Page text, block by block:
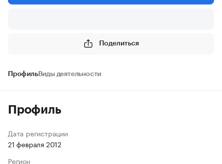
Поделиться
ПрофильВиды деятельности
Профиль
Дата регистрации
21 февраля 2012
Регион